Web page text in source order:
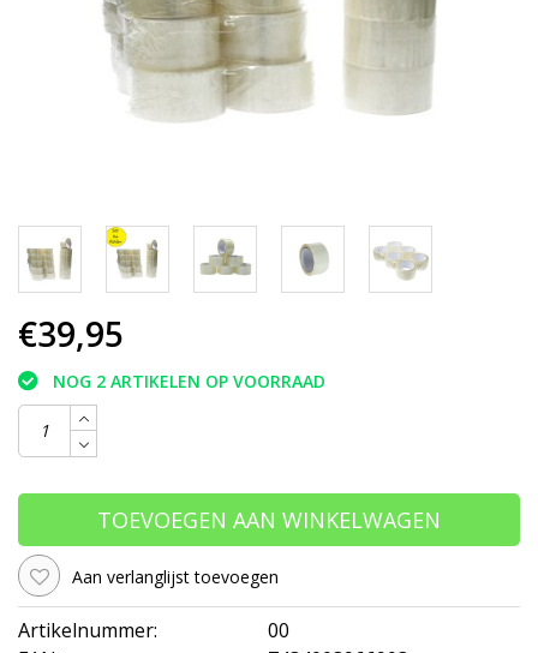
€39,95
NOG 2 ARTIKELEN OP VOORRAAD
TOEVOEGEN AAN WINKELWAGEN
Aan verlanglijst toevoegen
Artikelnummer:
00